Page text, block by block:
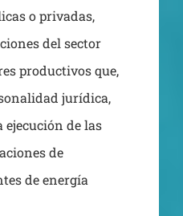
o privadas,
del sector
productivos que,
jurídica,
ejecución de las
de
de energía